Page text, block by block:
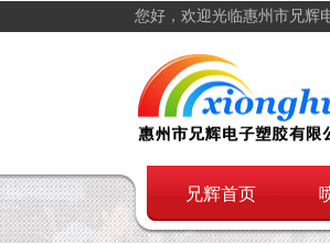
您好，欢迎光临惠州市兄辉
兄辉首页